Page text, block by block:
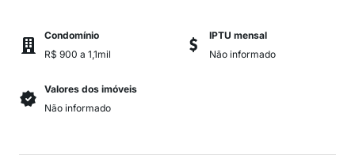
Condomínio
R$ 900 a 1,1mil
IPTU mensal
Não informado
Valores dos imóveis
Não informado